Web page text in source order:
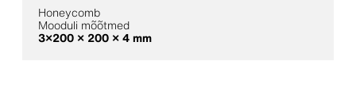
Honeycomb
Mooduli mõõtmed
3×200 × 200 × 4 mm